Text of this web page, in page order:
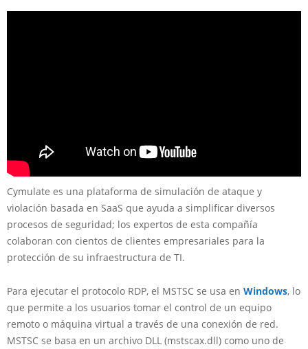
Cymulate es una plataforma de simulación de ataque y
violación basada en SaaS que ayuda a simplificar diversos
procesos de seguridad; los expertos de esta compañía
colaboran con cientos de clientes empresariales para la
protección de su infraestructura de TI.
Para ejecutar el protocolo RDP, el MSTSC se usa en Windows, lo
que permite a los usuarios tomar el control de un equipo
remoto o máquina virtual a través de una conexión de red.
MSTSC se basa en un archivo DLL (mstscax.dll) como uno de